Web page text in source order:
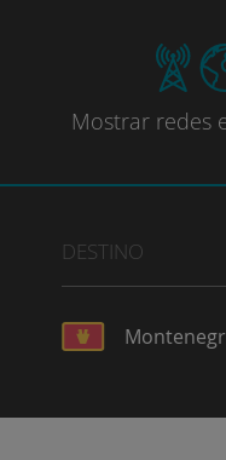
Mostrar redes
DESTINO